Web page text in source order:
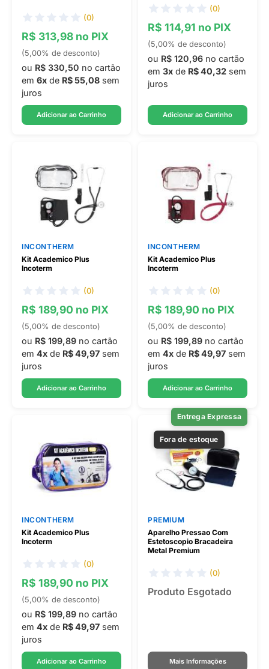
(0)
R$ 313,98 no PIX
(5,00% de desconto)
ou R$ 330,50 no cartão
em 6x de R$ 55,08 sem
juros
Adicionar ao Carrinho
(0)
R$ 114,91 no PIX
(5,00% de desconto)
ou R$ 120,96 no cartão
em 3x de R$ 40,32 sem
juros
Adicionar ao Carrinho
INCONTHERM
Kit Academico Plus
Incoterm
(0)
R$ 189,90 no PIX
(5,00% de desconto)
ou R$ 199,89 no cartão
em 4x de R$ 49,97 sem
juros
Adicionar ao Carrinho
INCONTHERM
Kit Academico Plus
Incoterm
(0)
R$ 189,90 no PIX
(5,00% de desconto)
ou R$ 199,89 no cartão
em 4x de R$ 49,97 sem
juros
Adicionar ao Carrinho
INCONTHERM
Kit Academico Plus
Incoterm
(0)
R$ 189,90 no PIX
(5,00% de desconto)
ou R$ 199,89 no cartão
em 4x de R$ 49,97 sem
juros
Adicionar ao Carrinho
Entrega Expressa
Fora de estoque
PREMIUM
Aparelho Pressao Com
Estetoscopio Bracadeira
Metal Premium
(0)
Produto Esgotado
Mais Informações